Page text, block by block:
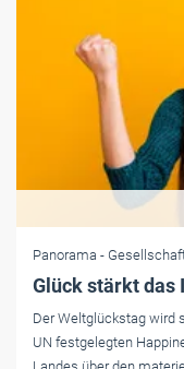
Panorama -
Glück stärkt das
Der Weltglückstag wird
UN festgelegten